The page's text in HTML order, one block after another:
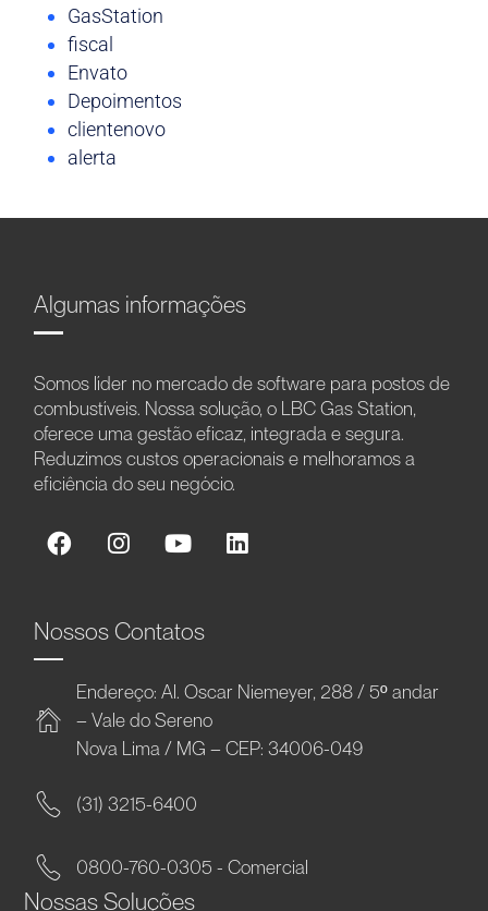
GasStation
fiscal
Envato
Depoimentos
clientenovo
alerta
Algumas informações
Somos líder no mercado de software para postos de
combustíveis. Nossa solução, o LBC Gas Station,
oferece uma gestão eficaz, integrada e segura.
Reduzimos custos operacionais e melhoramos a
eficiência do seu negócio.
Nossos Contatos
Endereço: Al. Oscar Niemeyer, 288 / 5º andar
– Vale do Sereno
Nova Lima / MG – CEP: 34006-049
(31) 3215-6400
0800-760-0305 - Comercial
Nossas Soluções